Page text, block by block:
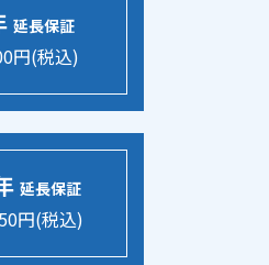
延長保証
円(税込)
延長保証
円(税込)